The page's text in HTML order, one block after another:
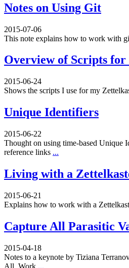
Notes on Using Git
2015-07-06
This note explains how to work with
Overview of Scripts for
2015-06-24
Shows the scripts I use for my
Unique Identifiers
2015-06-22
Thought on using time-based Unique
reference links ...
Living with a
2015-06-21
Explains how to work with a
Capture All Parasitic
2015-04-18
Notes to a keynote by Tiziana
All_Work ...